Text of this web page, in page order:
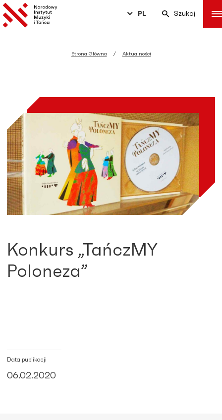
PL Szukaj
Strona Główna Aktualności
Konkurs „TańczMY
Poloneza”
Data publikacji
06.02.2020